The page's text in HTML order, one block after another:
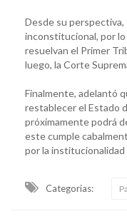
Desde su
inconstitucional, por
resuelvan el Primer
luego, la Corte
Finalmente, adelantó
restablecer el Estado
próximamente podrá
este cumple
por la institucionalidad
Categorias: